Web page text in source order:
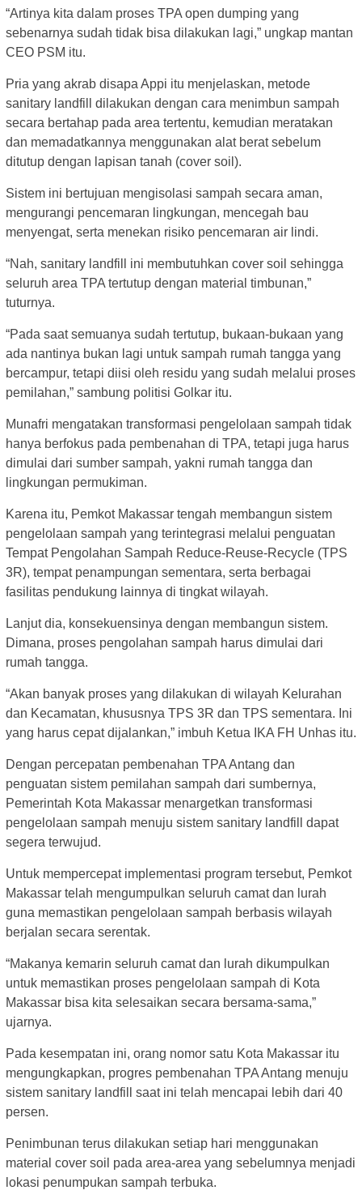
“Artinya kita dalam proses TPA open dumping yang
sebenarnya sudah tidak bisa dilakukan lagi,” ungkap mantan
CEO PSM itu.
Pria yang akrab disapa Appi itu menjelaskan, metode
sanitary landfill dilakukan dengan cara menimbun sampah
secara bertahap pada area tertentu, kemudian meratakan
dan memadatkannya menggunakan alat berat sebelum
ditutup dengan lapisan tanah (cover soil).
Sistem ini bertujuan mengisolasi sampah secara aman,
mengurangi pencemaran lingkungan, mencegah bau
menyengat, serta menekan risiko pencemaran air lindi.
“Nah, sanitary landfill ini membutuhkan cover soil sehingga
seluruh area TPA tertutup dengan material timbunan,”
tuturnya.
“Pada saat semuanya sudah tertutup, bukaan-bukaan yang
ada nantinya bukan lagi untuk sampah rumah tangga yang
bercampur, tetapi diisi oleh residu yang sudah melalui proses
pemilahan,” sambung politisi Golkar itu.
Munafri mengatakan transformasi pengelolaan sampah tidak
hanya berfokus pada pembenahan di TPA, tetapi juga harus
dimulai dari sumber sampah, yakni rumah tangga dan
lingkungan permukiman.
Karena itu, Pemkot Makassar tengah membangun sistem
pengelolaan sampah yang terintegrasi melalui penguatan
Tempat Pengolahan Sampah Reduce-Reuse-Recycle (TPS
3R), tempat penampungan sementara, serta berbagai
fasilitas pendukung lainnya di tingkat wilayah.
Lanjut dia, konsekuensinya dengan membangun sistem.
Dimana, proses pengolahan sampah harus dimulai dari
rumah tangga.
“Akan banyak proses yang dilakukan di wilayah Kelurahan
dan Kecamatan, khususnya TPS 3R dan TPS sementara. Ini
yang harus cepat dijalankan,” imbuh Ketua IKA FH Unhas itu.
Dengan percepatan pembenahan TPA Antang dan
penguatan sistem pemilahan sampah dari sumbernya,
Pemerintah Kota Makassar menargetkan transformasi
pengelolaan sampah menuju sistem sanitary landfill dapat
segera terwujud.
Untuk mempercepat implementasi program tersebut, Pemkot
Makassar telah mengumpulkan seluruh camat dan lurah
guna memastikan pengelolaan sampah berbasis wilayah
berjalan secara serentak.
“Makanya kemarin seluruh camat dan lurah dikumpulkan
untuk memastikan proses pengelolaan sampah di Kota
Makassar bisa kita selesaikan secara bersama-sama,”
ujarnya.
Pada kesempatan ini, orang nomor satu Kota Makassar itu
mengungkapkan, progres pembenahan TPA Antang menuju
sistem sanitary landfill saat ini telah mencapai lebih dari 40
persen.
Penimbunan terus dilakukan setiap hari menggunakan
material cover soil pada area-area yang sebelumnya menjadi
lokasi penumpukan sampah terbuka.